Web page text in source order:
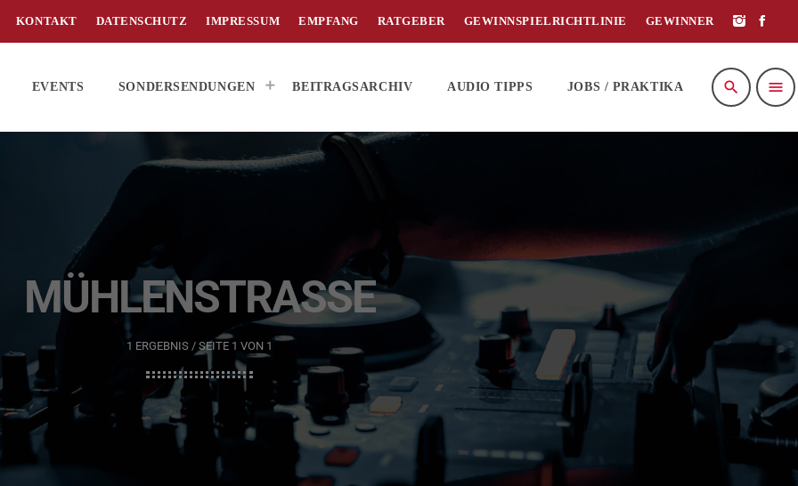
KONTAKT DATENSCHUTZ IMPRESSUM EMPFANG RATGEBER GEWINNSPIELRICHTLINIE GEWINNER
EVENTS SONDERSENDUNGEN BEITRAGSARCHIV AUDIO TIPPS JOBS / PRAKTIKA search menu
MÜHLENSTRASSE
1 ERGEBNIS / SEITE 1 VON 1